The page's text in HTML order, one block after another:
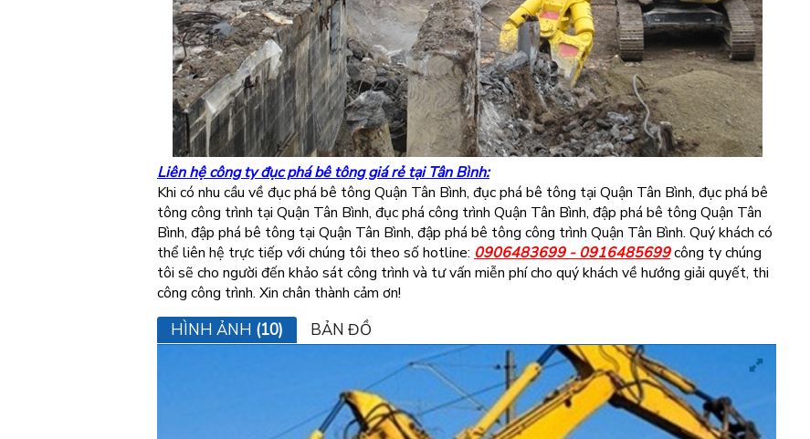
Liên hệ công ty đục phá bê tông giá rẻ tại Tân Bình:
Khi có nhu cầu về đục phá bê tông Quận Tân Bình, đục phá bê tông tại Quận Tân Bình, đục phá bê
tông công trình tại Quận Tân Bình, đục phá công trình Quận Tân Bình, đập phá bê tông Quận Tân
Bình, đập phá bê tông tại Quận Tân Bình, đập phá bê tông công trình Quận Tân Bình. Quý khách có
thể liên hệ trực tiếp với chúng tôi theo số hotline: 0906483699 - 0916485699công ty chúng
tôi sẽ cho người đến khảo sát công trình và tư vấn miễn phí cho quý khách về hướng giải quyết, thi
công công trình. Xin chân thành cảm ơn!
HÌNH ẢNH (10) BẢN ĐỒ